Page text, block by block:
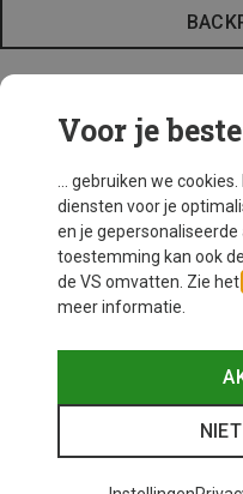
Voor je
... gebruiken we
diensten voor je
en je
toestemming kan ook
de VS omvatten. Zie het
meer informatie.